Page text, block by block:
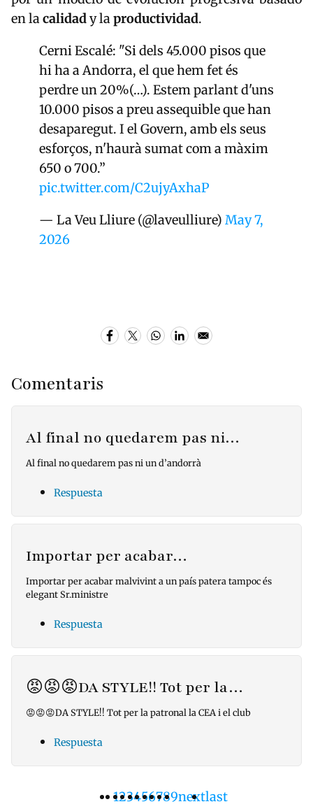
en lacalidady laproductividad.
Cerni Escalé: "Si dels 45.000 pisos que
hi ha a Andorra, el que hem fet és
perdre un 20%(…). Estem parlant d'uns
10.000 pisos a preu assequible que han
desaparegut. I el Govern, amb els seus
esforços, n'haurà sumat com a màxim
650 o 700.”
pic.twitter.com/C2ujyAxhaP
— La Veu Lliure (@laveulliure) May 7,
2026
Comentaris
Al final no quedarem pas ni…
Al final no quedarem pas ni un d’andorrà
Respuesta
Importar per acabar…
Importar per acabar malvivint a un país patera tampoc és
elegant Sr.ministre
Respuesta
😡😡😡DA STYLE!! Tot per la…
😡😡😡DA STYLE!! Tot per la patronal la CEA i el club
Respuesta
Página
1Pàgina
2Pàgina
3Pàgina
4Pàgina
5Pàgina
6Pàgina
7Pàgina
8Pàgina
9Siguiente
nextÚltima
last